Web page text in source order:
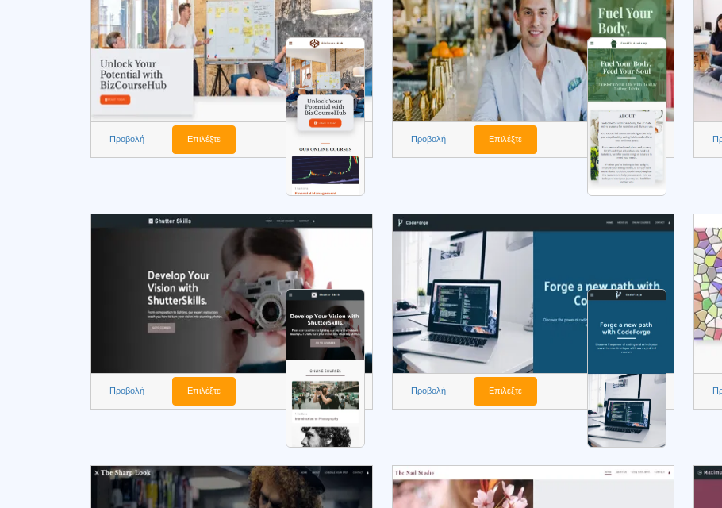
Προβολή Επιλέξτε Προβολή Επιλέξτε
Προβολή Επιλέξτε Προβολή Επιλέξτε